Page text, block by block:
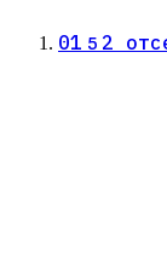
01 5 2